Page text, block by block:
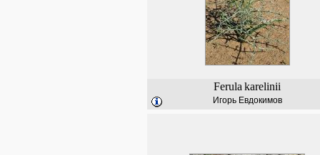
Ferula karelinii
Игорь Евдокимов